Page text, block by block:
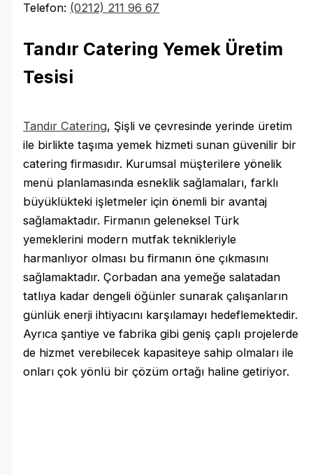
Telefon: (0212) 211 96 67
Tandır Catering Yemek Üretim
Tesisi
Tandır Catering, Şişli ve çevresinde yerinde üretim
ile birlikte taşıma yemek hizmeti sunan güvenilir bir
catering firmasıdır. Kurumsal müşterilere yönelik
menü planlamasında esneklik sağlamaları, farklı
büyüklükteki işletmeler için önemli bir avantaj
sağlamaktadır. Firmanın geleneksel Türk
yemeklerini modern mutfak teknikleriyle
harmanlıyor olması bu firmanın öne çıkmasını
sağlamaktadır. Çorbadan ana yemeğe salatadan
tatlıya kadar dengeli öğünler sunarak çalışanların
günlük enerji ihtiyacını karşılamayı hedeflemektedir.
Ayrıca şantiye ve fabrika gibi geniş çaplı projelerde
de hizmet verebilecek kapasiteye sahip olmaları ile
onları çok yönlü bir çözüm ortağı haline getiriyor.